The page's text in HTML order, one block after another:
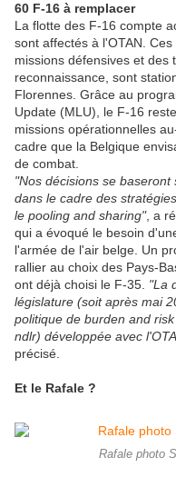
60 F-16 à remplacer
La flotte des F-16 compte
sont affectés à l'OTAN.
missions défensives et des
reconnaissance, sont
Florennes. Grâce au
Update (MLU), le F-16
missions opérationnelles
cadre que la Belgique
de combat.
"Nos décisions se
dans le cadre des
le pooling and sharing", a
qui a évoqué le besoin
l'armée de l'air belge. Un
rallier au choix des Pays-
ont déjà choisi le F-35. "La
législature (soit après mai
politique de burden and
ndlr) développée avec
précisé.
Et le Rafale ?
Rafale photo